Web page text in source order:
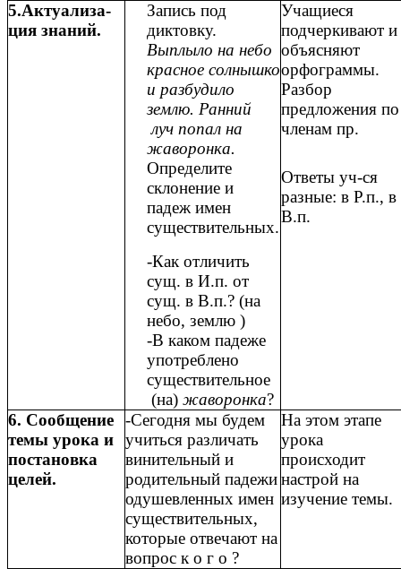
5.Актуализа-
ция знаний.
Запись под
диктовку.
Выплыло на небо
красное солнышко
и разбудило
землю. Ранний
луч попал на
жаворонка.
Определите
склонение и
падеж имен
существительных.
-Как отличить
сущ. в И.п. от
сущ. в В.п.? (на
небо, землю )
-В каком падеже
употреблено
существительное
(на) жаворонка?
Учащиеся
подчеркивают и
объясняют
орфограммы.
Разбор
предложения по
членам пр.
Ответы уч-ся
разные: в Р.п., в
В.п.
6. Сообщение
темы урока и
постановка
целей.
-Сегодня мы будем
учиться различать
винительный и
родительный падежи
одушевленных имен
существительных,
которые отвечают на
вопрос к о г о ?
На этом этапе
урока
происходит
настрой на
изучение темы.